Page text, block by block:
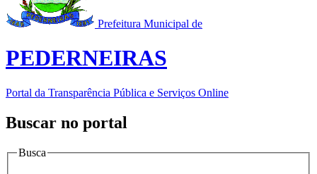
Prefeitura Municipal de
PEDERNEIRAS
Portal da Transparência Pública e Serviços Online
Buscar no portal
Busca